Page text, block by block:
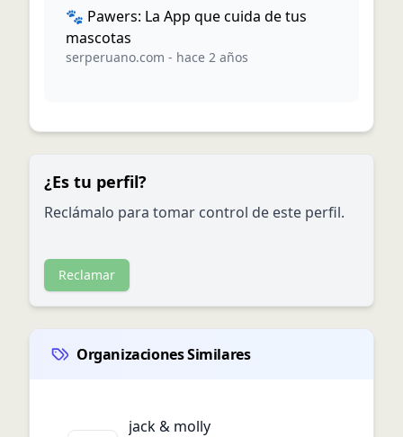
🐾 Pawers: La App que cuida de tus
mascotas
serperuano.com - hace 2 años
¿Es tu perfil?
Reclámalo para tomar control de este perfil.
Reclamar
Organizaciones Similares
jack & molly